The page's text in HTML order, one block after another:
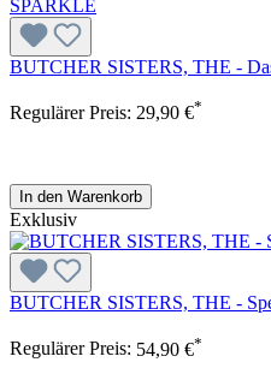
BUTCHER SISTERS, THE -
Regulärer Preis: 29,90 €*
In den Warenkorb
Exklusiv
BUTCHER SISTERS, THE -
Regulärer Preis: 54,90 €*